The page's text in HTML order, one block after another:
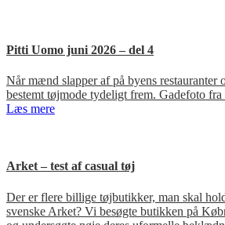
Pitti Uomo juni 2026 – del 4
Når mænd slapper af på byens restauranter
bestemt tøjmode tydeligt frem. Gadefoto fra
Læs mere
Arket – test af casual tøj
Der er flere billige tøjbutikker, man skal
svenske Arket? Vi besøgte butikken på